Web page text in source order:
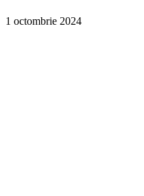
1 octombrie 2024